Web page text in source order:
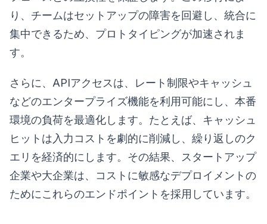
り、チームはセットアップの障害を回避し、統合に
集中できるため、プロトタイピングが加速されま
す。
さらに、APIアクセスは、レート制限やキャッシュ
などのエンタープライズ機能を利用可能にし、本番
環境の負荷を最適化します。たとえば、キャッシュ
ヒットは入力コストを劇的に削減し、繰り返しのク
エリを経済的にします。その結果、スタートアップ
企業や大企業は、コストに敏感なデプロイメントの
ためにこれらのエンドポイントを採用しています。